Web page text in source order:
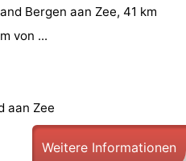
Bergen aan Zee, 41 km
von ...
aan Zee
Weitere Informationen